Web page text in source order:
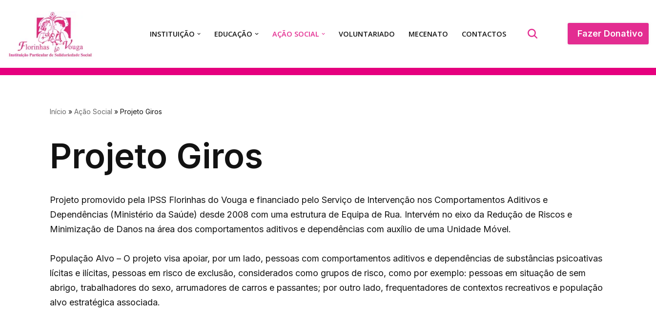
Avançar
para
o
INSTITUIÇÃO EDUCAÇÃO AÇÃO SOCIAL VOLUNTARIADO MECENATO CONTACTOS Fazer Donativo
Início » Ação Social » Projeto Giros
Projeto Giros
Projeto promovido pela IPSS Florinhas do Vouga e financiado pelo Serviço de Intervenção nos Comportamentos Aditivos e
Dependências (Ministério da Saúde) desde 2008 com uma estrutura de Equipa de Rua. Intervém no eixo da Redução de Riscos e
Minimização de Danos na área dos comportamentos aditivos e dependências com auxílio de uma Unidade Móvel.
População Alvo – O projeto visa apoiar, por um lado, pessoas com comportamentos aditivos e dependências de substâncias psicoativas
lícitas e ilícitas, pessoas em risco de exclusão, considerados como grupos de risco, como por exemplo: pessoas em situação de sem
abrigo, trabalhadores do sexo, arrumadores de carros e passantes; por outro lado, frequentadores de contextos recreativos e população
alvo estratégica associada.